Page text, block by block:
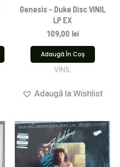
Genesis – Duke Disc VINIL
LP EX
109,00 lei
Adaugă În Coș
VINIL
Adaugă la Wishlist